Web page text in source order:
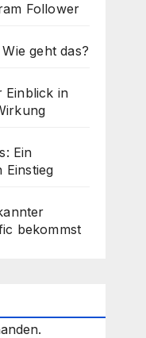
Follower
geht das?
Einblick in
Ein
bekommst